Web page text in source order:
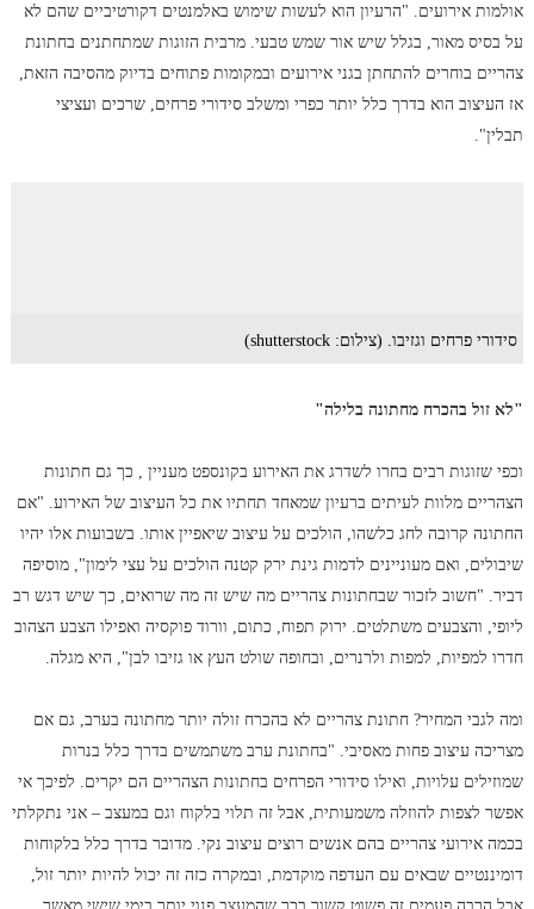
אולמות אירועים. "הרעיון הוא לעשות שימוש באלמנטים דקורטיביים שהם לא
על בסיס מאור, בגלל שיש אור שמש טבעי. מרבית הזוגות שמתחתנים בחתונת
צהריים בוחרים להתחתן בגני אירועים ובמקומות פתוחים בדיוק מהסיבה הזאת,
אז העיצוב הוא בדרך כלל יותר כפרי ומשלב סידורי פרחים, שרכים ועציצי
תבלין".
סידורי פרחים וגזיבו. (צילום: shutterstock)
"לא זול בהכרח מחתונה בלילה"
וכפי שזוגות רבים בחרו לשדרג את האירוע בקונספט מעניין , כך גם חתונות
הצהריים מלוות לעיתים ברעיון שמאחד תחתיו את כל העיצוב של האירוע. "אם
החתונה קרובה לחג כלשהו, הולכים על עיצוב שיאפיין אותו. בשבועות אלו יהיו
שיבולים, ואם מעוניינים לדמות גינת ירק קטנה הולכים על עצי לימון", מוסיפה
דביר. "חשוב לזכור שבחתונות צהריים מה שיש זה מה שרואים, כך שיש דגש רב
ליופי, והצבעים משתלטים. ירוק תפוח, כתום, וורוד פוקסיה ואפילו הצבע הצהוב
חדרו למפיות, למפות ולרנרים, ובחופה שולט העץ או גזיבו לבן", היא מגלה.
ומה לגבי המחיר? חתונת צהריים לא בהכרח זולה יותר מחתונה בערב, גם אם
מצריכה עיצוב פחות מאסיבי. "בחתונת ערב משתמשים בדרך כלל בנרות
שמוזילים עלויות, ואילו סידורי הפרחים בחתונות הצהריים הם יקרים. לפיכך אי
אפשר לצפות להוזלה משמעותית, אבל זה תלוי בלקוח וגם במעצב – אני נתקלתי
בכמה אירועי צהריים בהם אנשים רוצים עיצוב נקי. מדובר בדרך כלל בלקוחות
דומיננטיים שבאים עם העדפה מוקדמת, ובמקרה כזה זה יכול להיות יותר זול,